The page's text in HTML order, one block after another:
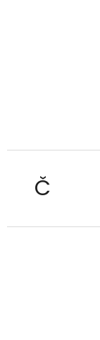
Č